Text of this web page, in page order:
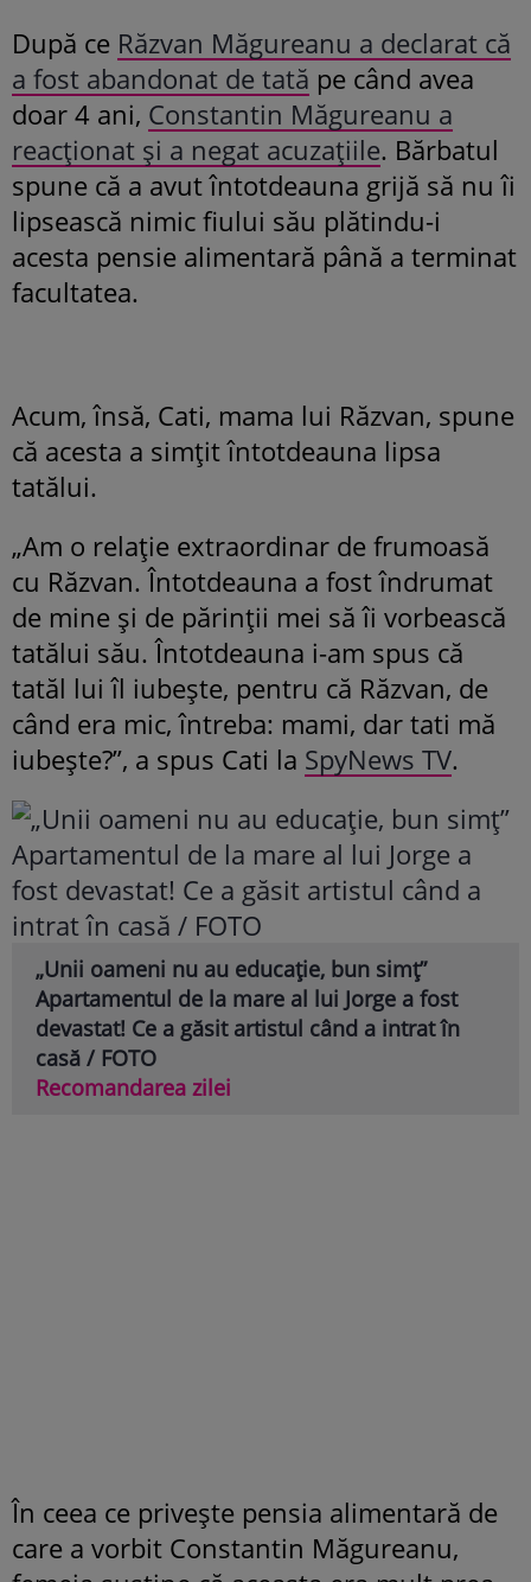
După ce Răzvan Măgureanu a declarat că
a fost abandonat de tată pe când avea
doar 4 ani, Constantin Măgureanu a
reacționat și a negat acuzațiile. Bărbatul
spune că a avut întotdeauna grijă să nu îi
lipsească nimic fiului său plătindu-i
acesta pensie alimentară până a terminat
facultatea.
Acum, însă, Cati, mama lui Răzvan, spune
că acesta a simțit întotdeauna lipsa
tatălui.
„Am o relație extraordinar de frumoasă
cu Răzvan. Întotdeauna a fost îndrumat
de mine și de părinții mei să îi vorbească
tatălui său. Întotdeauna i-am spus că
tatăl lui îl iubește, pentru că Răzvan, de
când era mic, întreba: mami, dar tati mă
iubește?”, a spus Cati la SpyNews TV.
„Unii oameni nu au educație, bun simț”
Apartamentul de la mare al lui Jorge a fost
devastat! Ce a găsit artistul când a intrat în
casă / FOTO
Recomandarea zilei
În ceea ce privește pensia alimentară de
care a vorbit Constantin Măgureanu,